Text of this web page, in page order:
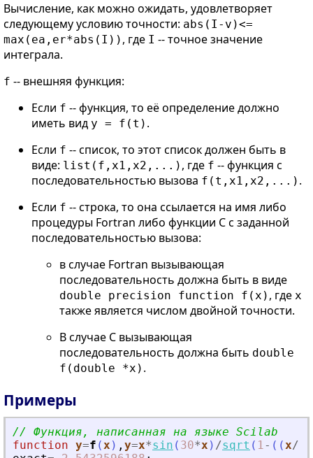
Вычисление, как можно ожидать, удовлетворяет
следующему условию точности: abs(I-v)<=
max(ea,er*abs(I)) , где I -- точное значение
интеграла.
f -- внешняя функция:
Если f -- функция, то её определение должно
иметь вид y = f(t) .
Если f -- список, то этот список должен быть в
виде: list(f,x1,x2,...) , где f -- функция с
последовательностью вызова f(t,x1,x2,...) .
Если f -- строка, то она ссылается на имя либо
процедуры Fortran либо функции C с заданной
последовательностью вызова:
в случае Fortran вызывающая
последовательность должна быть в виде
double precision function f(x) , где x
также является числом двойной точности.
В случае C вызывающая
последовательность должна быть double
f(double *x) .
Примеры
// Функция, написанная на языке Scilab
function y=f (x ) , y=x*sin ( 30*x ) /sqrt ( 1- ( (x/